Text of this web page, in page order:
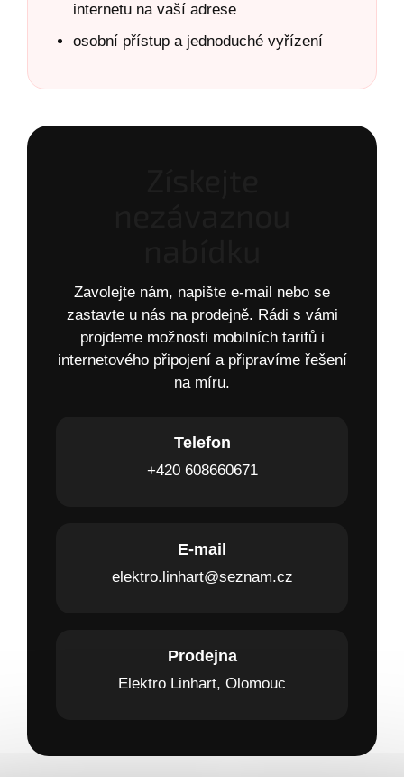
internetu na vaší adrese
osobní přístup a jednoduché vyřízení
Zavolejte nám, napište e-mail nebo se
zastavte u nás na prodejně. Rádi s vámi
projdeme možnosti mobilních tarifů i
internetového připojení a připravíme řešení
na míru.
Telefon
+420 608660671
E-mail
elektro.linhart@seznam.cz
Prodejna
Elektro Linhart, Olomouc